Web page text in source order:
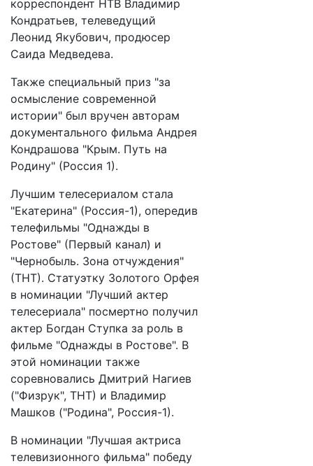
корреспондент НТВ Владимир
Кондратьев, телеведущий
Леонид Якубович, продюсер
Саида Медведева.
Также специальный приз "за
осмысление современной
истории" был вручен авторам
документального фильма Андрея
Кондрашова "Крым. Путь на
Родину" (Россия 1).
Лучшим телесериалом стала
"Екатерина" (Россия-1), опередив
телефильмы "Однажды в
Ростове" (Первый канал) и
"Чернобыль. Зона отчуждения"
(ТНТ). Статуэтку Золотого Орфея
в номинации "Лучший актер
телесериала" посмертно получил
актер Богдан Ступка за роль в
фильме "Однажды в Ростове". В
этой номинации также
соревновались Дмитрий Нагиев
("Физрук", ТНТ) и Владимир
Машков ("Родина", Россия-1).
В номинации "Лучшая актриса
телевизионного фильма" победу